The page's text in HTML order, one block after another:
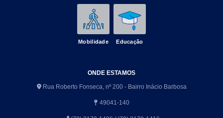
Mobilidade Educação
ONDE ESTAMOS
Rua Roberto Fonseca, nº 200 - Bairro Inácio Barbosa
49041-140